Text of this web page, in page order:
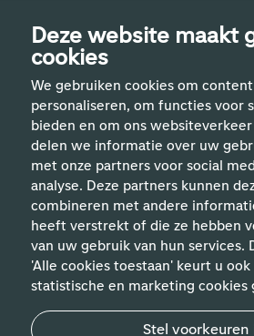
Deze website maakt
cookies
We gebruiken cookies om
personaliseren, om functies voor
bieden en om ons
delen we informatie over uw
met onze partners voor social
analyse. Deze partners kunnen
combineren met andere
heeft verstrekt of die ze hebben
van uw gebruik van hun services.
'Alle cookies toestaan' keurt u
statistische en marketing cookies
Stel voorkeuren
Handige links
Vakgebieden
Contact